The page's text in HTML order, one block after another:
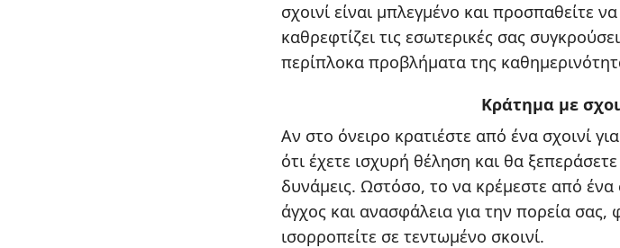
σχοινί είναι μπλεγμένο και προσπαθείτε
καθρεφτίζει τις εσωτερικές σας
περίπλοκα προβλήματα της
Κράτημα με
Αν στο όνειρο κρατιέστε από ένα σχοινί
ότι έχετε ισχυρή θέληση και θα
δυνάμεις. Ωστόσο, το να κρέμεστε από ένα
άγχος και ανασφάλεια για την πορεία
ισορροπείτε σε τεντωμένο σκοινί.